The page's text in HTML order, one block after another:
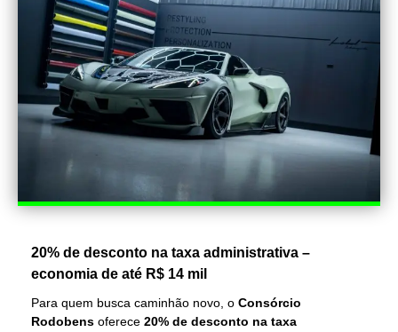
20% de desconto na taxa administrativa –
economia de até R$ 14 mil
Para quem busca caminhão novo, o Consórcio
Rodobens oferece 20% de desconto na taxa